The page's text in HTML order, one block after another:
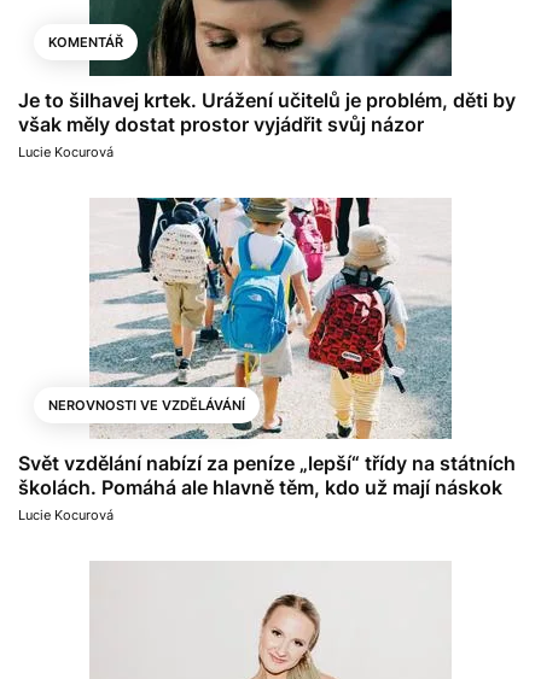
KOMENTÁŘ
Je to šilhavej krtek. Urážení učitelů je problém, děti by
však měly dostat prostor vyjádřit svůj názor
Lucie Kocurová
NEROVNOSTI VE VZDĚLÁVÁNÍ
Svět vzdělání nabízí za peníze „lepší“ třídy na státních
školách. Pomáhá ale hlavně těm, kdo už mají náskok
Lucie Kocurová